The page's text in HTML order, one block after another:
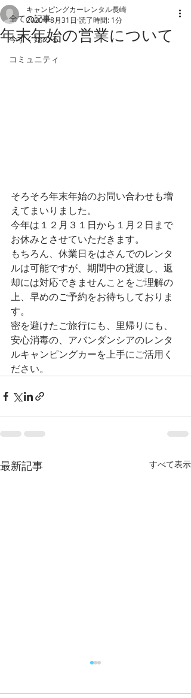
全ての記事
今すぐ始める
コミュニティ
年末年始の営業について
キャンピングカーレンタル長崎
2020年8月31日 読了時間: 1分
そろそろ年末年始のお問い合わせも増
えてまいりました。
今年は１２月３１日から１月２日まで
お休みとさせていただきます。
もちろん、休業日をはさんでのレンタ
ルは可能ですが、期間中の貸渡し、返
却には対応できませんことをご理解の
上、早めのご予約をお待ちしておりま
す。
密を避けたご旅行にも、里帰りにも、
安心消毒の、アバンダンシアのレンタ
ルキャンピングカーを上手にご活用く
ださい。
最新記事 すべて表示